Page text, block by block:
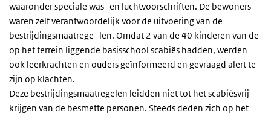
waaronder speciale was- en luchtvoorschriften. De bewoners
waren zelf verantwoordelijk voor de uitvoering van de
bestrijdingsmaatrege- len. Omdat 2 van de 40 kinderen van de
op het terrein liggende basisschool scabiës hadden, werden
ook leerkrachten en ouders geïnformeerd en gevraagd alert te
zijn op klachten.
Deze bestrijdingsmaatregelen leidden niet tot het scabiësvrij
krijgen van de besmette personen. Steeds deden zich op het